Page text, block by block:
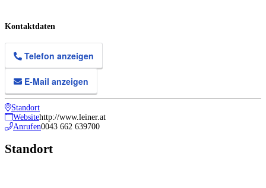
Kontaktdaten
Telefon anzeigen
E-Mail anzeigen
Standort
Websitehttp://www.leiner.at
Anrufen0043 662 639700
Standort